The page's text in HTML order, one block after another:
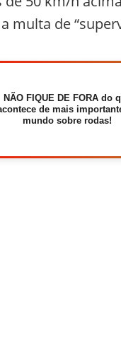
multa de
NÃO FIQUE DE FORA do
de mais
mundo sobre rodas!